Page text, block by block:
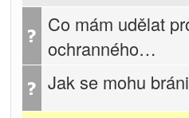
Co mám udělat
ochranného…
Jak se mohu